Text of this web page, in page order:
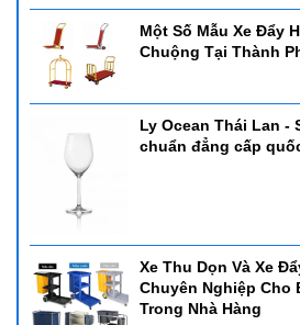
Nồi Hâm Buffet Nắp Kính
Dòng nồi buffet nắp kính thường được
Một Số Mẫu Xe Đẩy
Chuộng Tại Thành
Ly Ocean Thái Lan -
chuẩn đẳng cấp
Xe Thu Dọn Và Xe
Chuyên Nghiệp Cho
Trong Nhà Hàng